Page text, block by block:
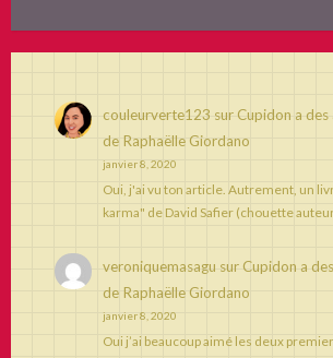
couleurverte123 sur Cupidon a
de Raphaëlle Giordano
janvier 8, 2020
Oui, j'ai vu ton article. Autrement, un
karma" de David Safier (chouette
veroniquemasagu sur Cupidon a
de Raphaëlle Giordano
janvier 8, 2020
Oui j’ai beaucoup aimé les deux